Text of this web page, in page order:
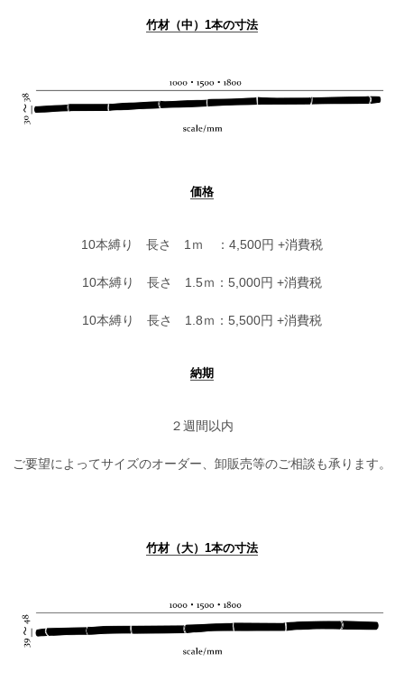
竹材（中）1本の寸法
価格
10本縛り 長さ 1ｍ ：4,500円 +消費税
10本縛り 長さ 1.5ｍ：5,000円 +消費税
10本縛り 長さ 1.8ｍ：5,500円 +消費税
納期
２週間以内
ご要望によってサイズのオーダー、卸販売等のご相談も承ります。
竹材（大）1本の寸法